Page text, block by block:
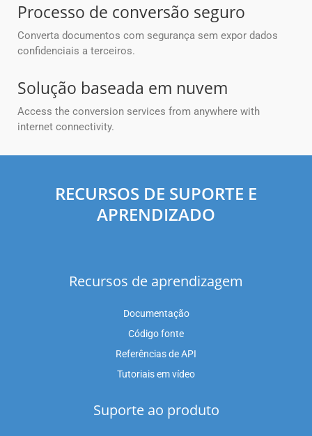
Processo de conversão seguro
Converta documentos com segurança sem expor dados
confidenciais a terceiros.
Solução baseada em nuvem
Access the conversion services from anywhere with
internet connectivity.
RECURSOS DE SUPORTE E
APRENDIZADO
Recursos de aprendizagem
Documentação
Código fonte
Referências de API
Tutoriais em vídeo
Suporte ao produto